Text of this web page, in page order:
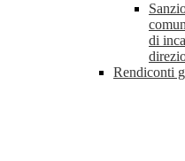
di
Rendiconti